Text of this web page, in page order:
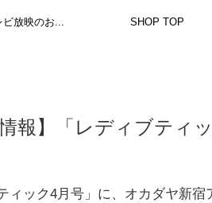
ビ放映のお... SHOP TOP
情報】「レディブティ
ィック4月号」に、オカダヤ新